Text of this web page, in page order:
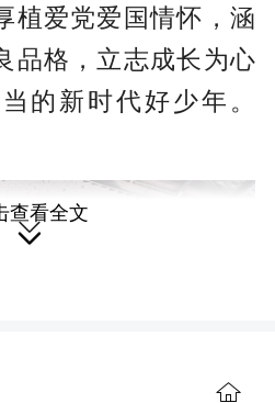
植爱党爱国情怀，涵
品格，立志成长为心
的新时代好少年。
查看全文
